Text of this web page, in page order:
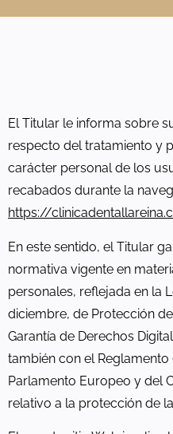
El Titular le informa sobre
respecto del tratamiento y
carácter personal de los
recabados durante la
https://
En este sentido, el Titular
normativa vigente en
personales, reflejada en la
diciembre, de Protección
Garantía de Derechos
también con el Reglamento
Parlamento Europeo y del
relativo a la protección de